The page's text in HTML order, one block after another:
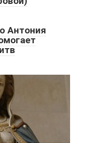
Антония